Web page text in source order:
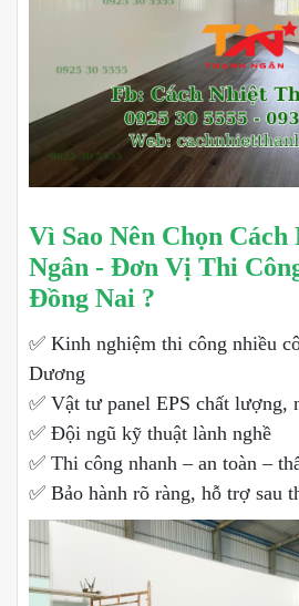
Vì Sao Nên Chọn
Ngân - Đơn Vị Thi
Đồng Nai ?
✅ Kinh nghiệm thi công nhiều
Dương
✅ Vật tư panel EPS chất lượng,
✅ Đội ngũ kỹ thuật lành nghề
✅ Thi công nhanh – an toàn –
✅ Bảo hành rõ ràng, hỗ trợ sau